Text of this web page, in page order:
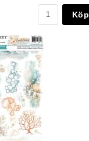
Köp